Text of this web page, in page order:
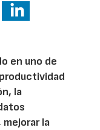
en uno de
la
la